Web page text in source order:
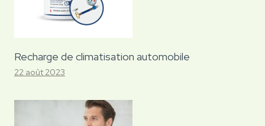
Recharge de climatisation automobile
22 août 2023